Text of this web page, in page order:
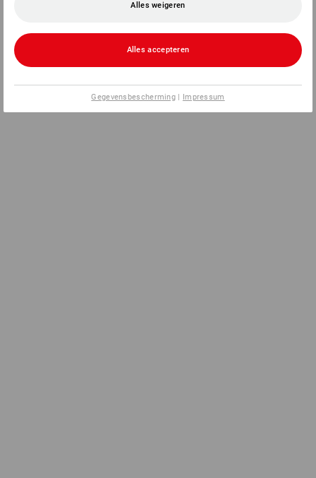
Alles weigeren
Alles accepteren
Gegevensbescherming | Impressum